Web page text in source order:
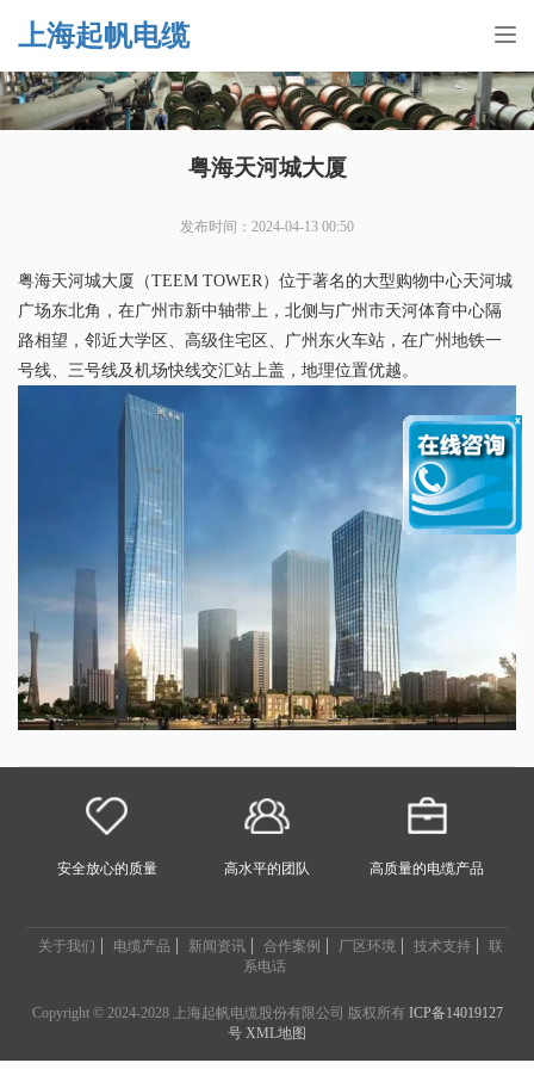
上海起帆电缆
粤海天河城大厦
发布时间：2024-04-13 00:50
粤海天河城大厦（TEEM TOWER）位于著名的大型购物中心天河城
广场东北角，在广州市新中轴带上，北侧与广州市天河体育中心隔
路相望，邻近大学区、高级住宅区、广州东火车站，在广州地铁一
号线、三号线及机场快线交汇站上盖，地理位置优越。
安全放心的质量 高水平的团队 高质量的电缆产品
关于我们 电缆产品 新闻资讯 合作案例 厂区环境 技术支持
联
系电话
Copyright © 2024-2028 上海起帆电缆股份有限公司 版权所有 ICP备14019127
号 XML地图